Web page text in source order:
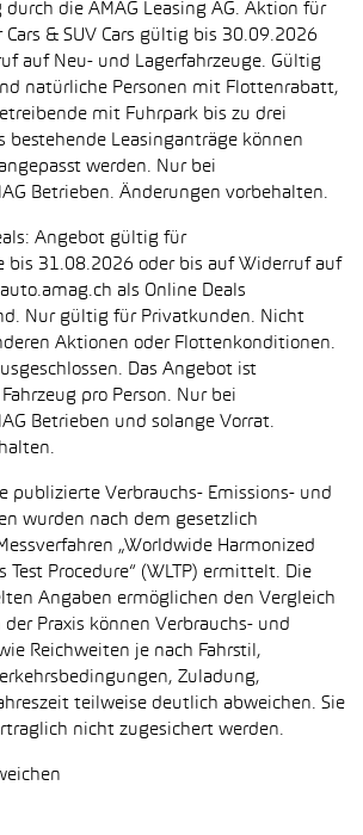
die AMAG Leasing AG. Aktion für
Cars & SUV Cars gültig bis 30.09.2026
auf Neu- und Lagerfahrzeuge. Gültig
natürliche Personen mit Flottenrabatt,
mit Fuhrpark bis zu drei
bestehende Leasinganträge können
werden. Nur bei
Betrieben. Änderungen vorbehalten.
Angebot gültig für
bis 31.08.2026 oder bis auf Widerruf auf
als Online Deals
Nur gültig für Privatkunden. Nicht
Aktionen oder Flottenkonditionen.
Das Angebot ist
pro Person. Nur bei
Betrieben und solange Vorrat.
publizierte Verbrauchs- Emissions- und
wurden nach dem gesetzlich
„Worldwide Harmonized
Test Procedure“ (WLTP) ermittelt. Die
Angaben ermöglichen den Vergleich
Praxis können Verbrauchs- und
Reichweiten je nach Fahrstil,
Zuladung,
teilweise deutlich abweichen. Sie
nicht zugesichert werden.